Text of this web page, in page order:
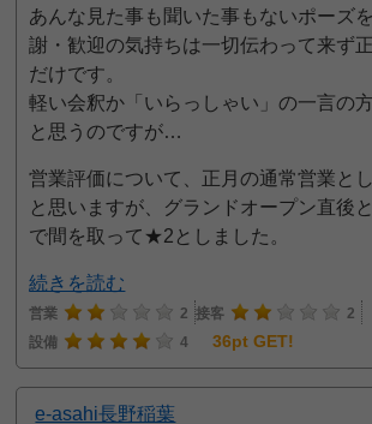
あんな見た事も聞いた事もないポーズ
謝・歓迎の気持ちは一切伝わって来ず
だけです。
軽い会釈か「いらっしゃい」の一言の
と思うのですが…
営業評価について、正月の通常営業と
と思いますが、グランドオープン直後
で間を取って★2としました。
続きを読む
営業 2 接客
2
設備
4 36pt GET!
e-asahi長野稲葉